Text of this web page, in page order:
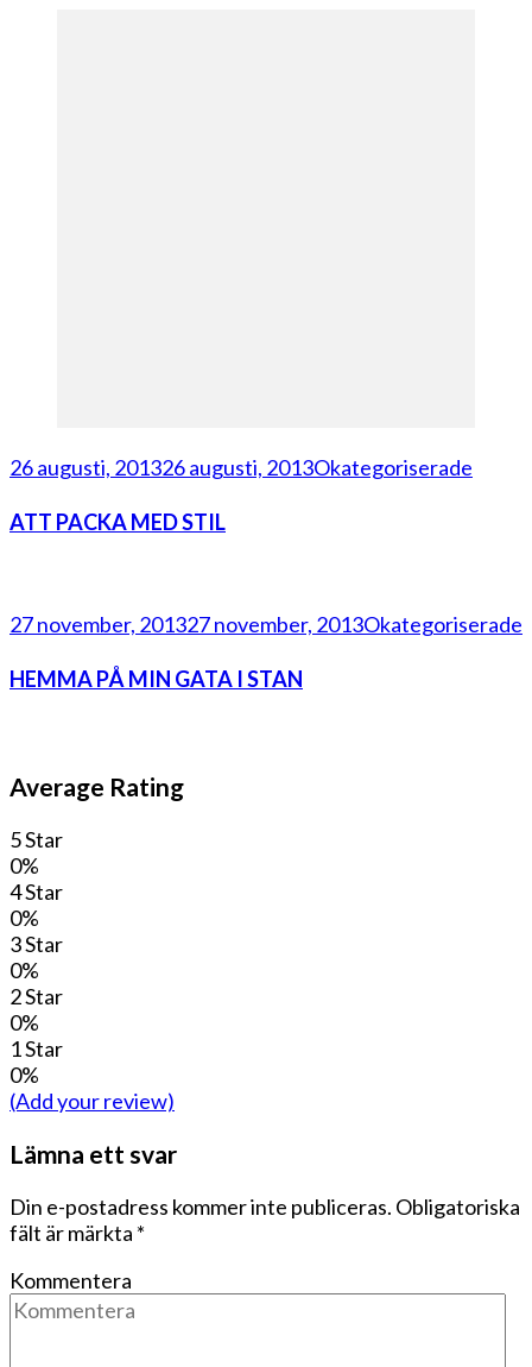
26 augusti, 201326 augusti, 2013Okategoriserade
ATT PACKA MED STIL
27 november, 201327 november, 2013Okategoriserade
HEMMA PÅ MIN GATA I STAN
Average Rating
5 Star
0%
4 Star
0%
3 Star
0%
2 Star
0%
1 Star
0%
(Add your review)
Lämna ett svar
Din e-postadress kommer inte publiceras. Obligatoriska
fält är märkta *
Kommentera